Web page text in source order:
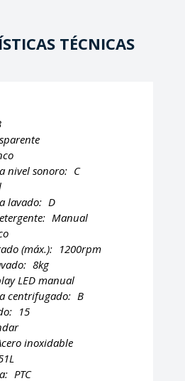
TÉCNICAS
nivel sonoro: C
lavado: D
Manual
(máx.): 1200rpm
8kg
LED manual
centrifugado: B
15
inoxidable
PTC